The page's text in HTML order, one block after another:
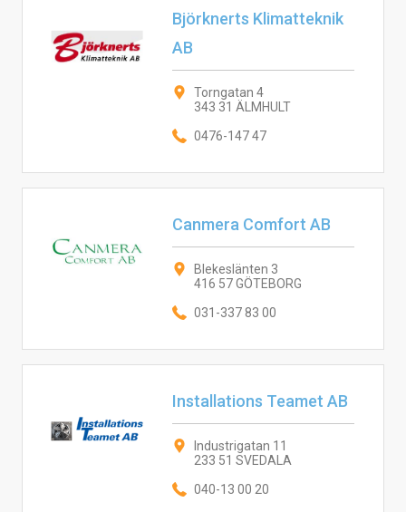
Björknerts Klimatteknik
AB
Torngatan 4
343 31 ÄLMHULT
0476-147 47
Canmera Comfort AB
Blekeslänten 3
416 57 GÖTEBORG
031-337 83 00
Installations Teamet AB
Industrigatan 11
233 51 SVEDALA
040-13 00 20